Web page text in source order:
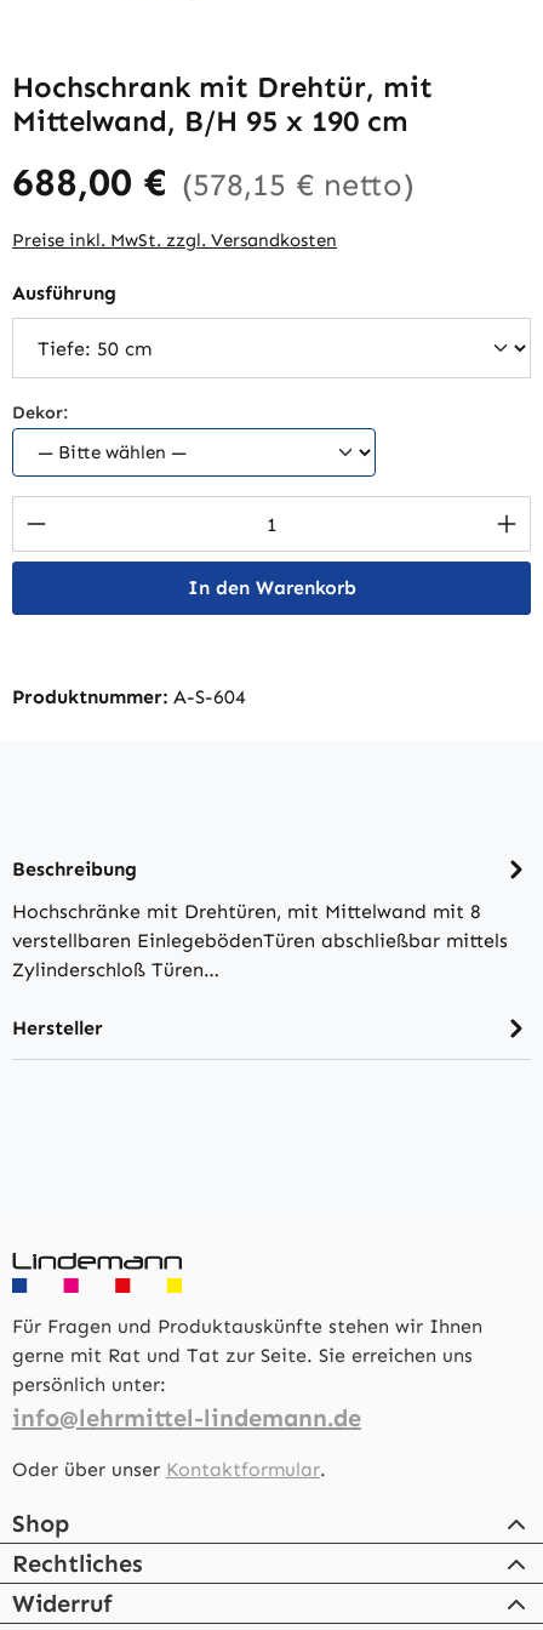
Hochschrank mit Drehtür, mit
Mittelwand, B/H 95 x 190 cm
688,00 € (578,15 € netto)
Preise inkl. MwSt. zzgl. Versandkosten
Ausführung
Dekor:
Produkt Anzahl: Gib den gewünschten
In den Warenkorb
Produktnummer: A-S-604
Beschreibung
Hochschränke mit Drehtüren, mit Mittelwand mit 8
verstellbaren EinlegebödenTüren abschließbar mittels
Zylinderschloß Türen…
Hersteller
Für Fragen und Produktauskünfte stehen wir Ihnen
gerne mit Rat und Tat zur Seite. Sie erreichen uns
persönlich unter:
info@lehrmittel-lindemann.de
Oder über unser Kontaktformular.
Shop
Rechtliches
Widerruf